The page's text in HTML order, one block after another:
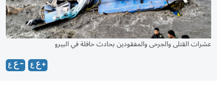
عشرات القتلى والجرحى والمفقودين بحادث حافلة في البيرو